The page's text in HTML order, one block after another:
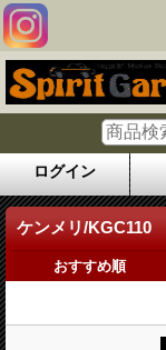
ログイン
ケンメリ/KGC110
おすすめ順